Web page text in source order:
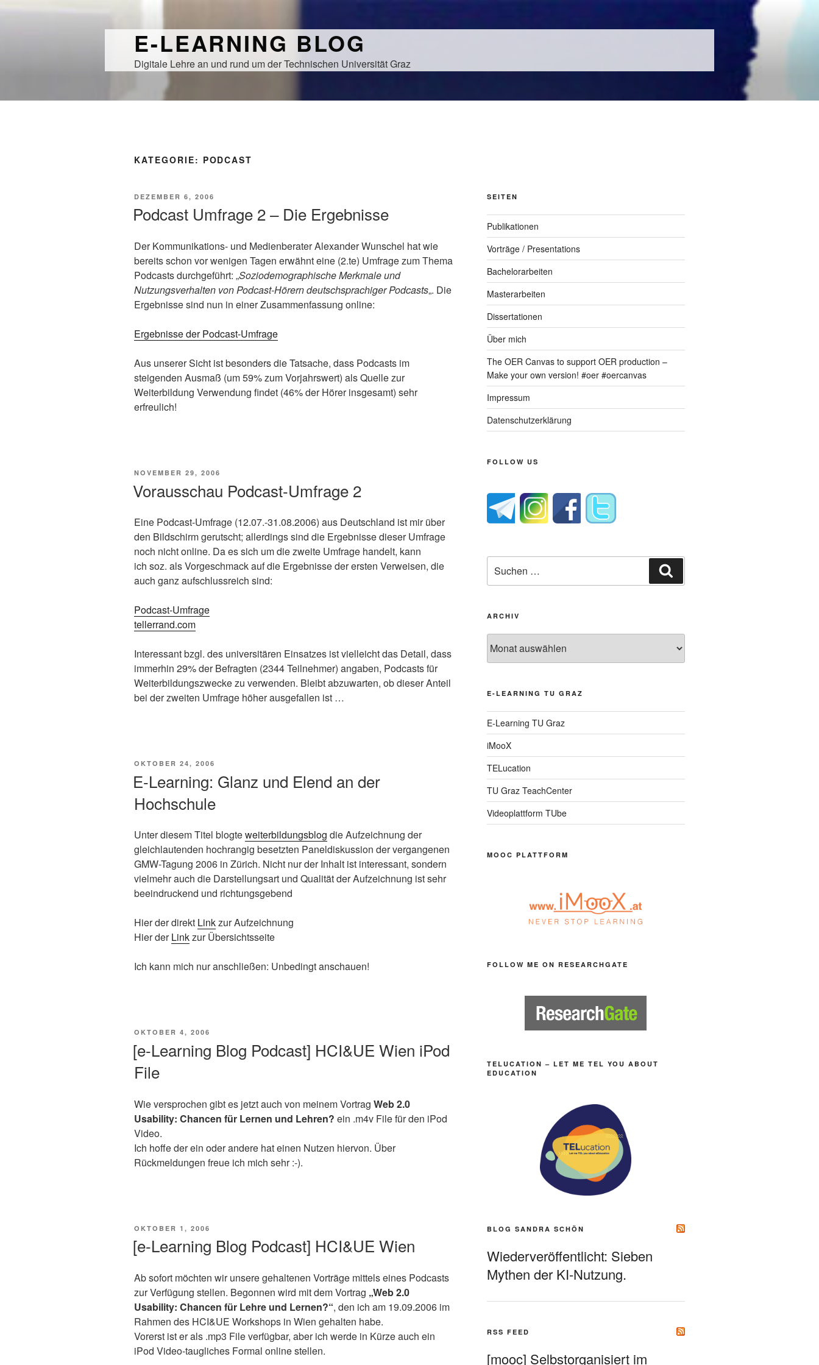
E-LEARNING BLOG
Digitale Lehre an und rund um der Technischen Universität Graz
KATEGORIE: PODCAST
VERÖFFENTLICHT
DEZEMBER 6, 2006
Podcast Umfrage 2 – Die Ergebnisse
Der Kommunikations- und Medienberater Alexander Wunschel hat wie
bereits schon vor wenigen Tagen erwähnt eine (2.te) Umfrage zum Thema
Podcasts durchgeführt: „Soziodemographische Merkmale und
Nutzungsverhalten von Podcast-Hörern deutschsprachiger Podcasts„. Die
Ergebnisse sind nun in einer Zusammenfassung online:
Ergebnisse der Podcast-Umfrage
Aus unserer Sicht ist besonders die Tatsache, dass Podcasts im
steigenden Ausmaß (um 59% zum Vorjahrswert) als Quelle zur
Weiterbildung Verwendung findet (46% der Hörer insgesamt) sehr
erfreulich!
VERÖFFENTLICHT
NOVEMBER 29, 2006
Vorausschau Podcast-Umfrage 2
Eine Podcast-Umfrage (12.07.-31.08.2006) aus Deutschland ist mir über
den Bildschirm gerutscht; allerdings sind die Ergebnisse dieser Umfrage
noch nicht online. Da es sich um die zweite Umfrage handelt, kann
ich soz. als Vorgeschmack auf die Ergebnisse der ersten Verweisen, die
auch ganz aufschlussreich sind:
Podcast-Umfrage
tellerrand.com
Interessant bzgl. des universitären Einsatzes ist vielleicht das Detail, dass
immerhin 29% der Befragten (2344 Teilnehmer) angaben, Podcasts für
Weiterbildungszwecke zu verwenden. Bleibt abzuwarten, ob dieser Anteil
bei der zweiten Umfrage höher ausgefallen ist …
VERÖFFENTLICHT
OKTOBER 24, 2006
E-Learning: Glanz und Elend an der
Hochschule
Unter diesem Titel blogteweiterbildungsblog die Aufzeichnung der
gleichlautenden hochrangig besetzten Paneldiskussion der vergangenen
GMW-Tagung 2006 in Zürich. Nicht nur der Inhalt ist interessant, sondern
vielmehr auch die Darstellungsart und Qualität der Aufzeichnung ist sehr
beeindruckend und richtungsgebend
Hier der direkt Linkzur Aufzeichnung
Hier derLinkzur Übersichtsseite
Ich kann mich nur anschließen: Unbedingt anschauen!
VERÖFFENTLICHT
OKTOBER 4, 2006
[e-Learning Blog Podcast] HCI&UE Wien iPod
File
Wie versprochen gibt es jetzt auch von meinem Vortrag Web 2.0
Usability: Chancen für Lernen und Lehren? ein .m4v File für den iPod
Video.
Ich hoffe der ein oder andere hat einen Nutzen hiervon. Über
Rückmeldungen freue ich mich sehr :-).
VERÖFFENTLICHT
OKTOBER 1, 2006
[e-Learning Blog Podcast] HCI&UE Wien
Ab sofort möchten wir unsere gehaltenen Vorträge mittels eines Podcasts
zur Verfügung stellen. Begonnen wird mit dem Vortrag „Web 2.0
Usability: Chancen für Lehre und Lernen?“, den ich am 19.09.2006 im
Rahmen des HCI&UE Workshops in Wien gehalten habe.
Vorerst ist er als .mp3 File verfügbar, aber ich werde in Kürze auch ein
iPod Video-taugliches Formal online stellen.
SEITEN
Publikationen
Vorträge / Presentations
Bachelorarbeiten
Masterarbeiten
Dissertationen
Über mich
The OER Canvas to support OER production –
Make your own version! #oer #oercanvas
Impressum
Datenschutzerklärung
FOLLOW US
nach:
ARCHIV
E-LEARNING TU GRAZ
E-Learning TU Graz
iMooX
TELucation
TU Graz TeachCenter
Videoplattform TUbe
MOOC PLATTFORM
FOLLOW ME ON RESEARCHGATE
TELUCATION – LET ME TEL YOU ABOUT
EDUCATION
BLOG SANDRA SCHÖN
Wiederveröffentlicht: Sieben
Mythen der KI-Nutzung.
RSS FEED
[mooc] Selbstorganisiert im